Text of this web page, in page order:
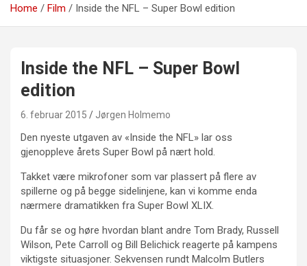
Home Film Inside the NFL – Super Bowl edition
Inside the NFL – Super Bowl
edition
6. februar 2015 Jørgen Holmemo
Den nyeste utgaven av «Inside the NFL» lar oss
gjenoppleve årets Super Bowl på nært hold.
Takket være mikrofoner som var plassert på flere av
spillerne og på begge sidelinjene, kan vi komme enda
nærmere dramatikken fra Super Bowl XLIX.
Du får se og høre hvordan blant andre Tom Brady, Russell
Wilson, Pete Carroll og Bill Belichick reagerte på kampens
viktigste situasjoner. Sekvensen rundt Malcolm Butlers